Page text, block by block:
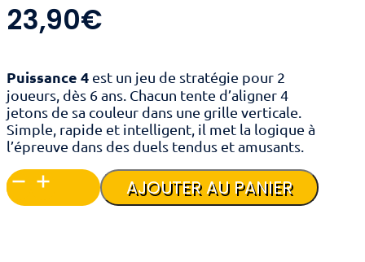
23,90€
Puissance 4 est un jeu de stratégie pour 2
joueurs, dès 6 ans. Chacun tente d’aligner 4
jetons de sa couleur dans une grille verticale.
Simple, rapide et intelligent, il met la logique à
l’épreuve dans des duels tendus et amusants.
quantité
de
Puissance
AJOUTER AU PANIER